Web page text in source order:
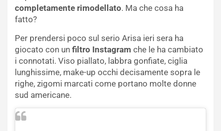
completamente rimodellato. Ma che cosa ha
fatto?
Per prendersi poco sul serio Arisa ieri sera ha
giocato con un filtro Instagram che le ha cambiato
i connotati. Viso piallato, labbra gonfiate, ciglia
lunghissime, make-up occhi decisamente sopra le
righe, zigomi marcati come portano molte donne
sud americane.